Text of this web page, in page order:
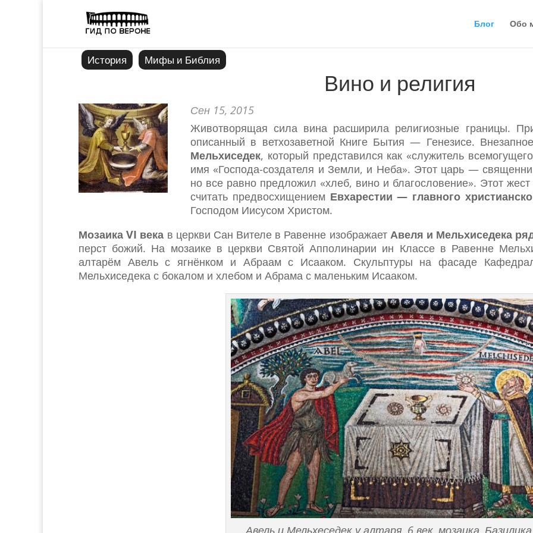
Блог Обо
История Мифы и Библия
Вино и религия
Сен 15, 2015
Животворящая сила вина расширила религиозные границы.
описанный в ветхозаветной Книге Бытия — Генезисе.
Мельхиседек, который представился как «служитель
имя «Господа-создателя и Земли, и Неба». Этот царь —
но все равно предложил «хлеб, вино и благословение». Этот
считать предвосхищением Евхарестии — главного
Господом Иисусом Христом.
Мозаика VI века в церкви Сан Вителе в Равенне изображаетАвеля и Мельхиседека
перст божий. На мозаике в церкви Святой Апполинарии ин Классе в Равенне
алтарём Авель с ягнёнком и Абраам с Исааком. Скульптуры на фасаде
Мельхиседека с бокалом и хлебом и Абрама с маленьким Исааком.
Авель и Мельхеседек у алтаря, 6 век, мозаика,